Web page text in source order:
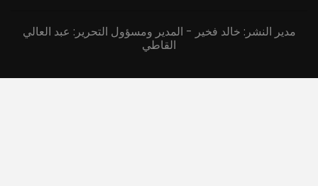
مدير النشر: خالد فخير - المدير ومسؤول التحرير: عبد العالي
القاطي